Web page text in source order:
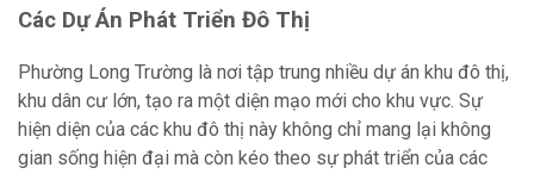
Các Dự Án Phát Triển Đô Thị
Phường Long Trường là nơi tập trung nhiều dự án khu đô thị,
khu dân cư lớn, tạo ra một diện mạo mới cho khu vực. Sự
hiện diện của các khu đô thị này không chỉ mang lại không
gian sống hiện đại mà còn kéo theo sự phát triển của các